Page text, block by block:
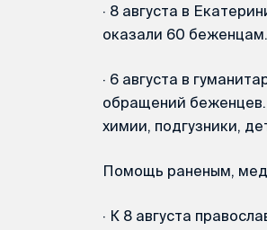
· 8 августа в
оказали 60 беженцам.
· 6 августа в
обращений беженцев.
химии, подгузники,
Помощь раненым,
· К 8 августа